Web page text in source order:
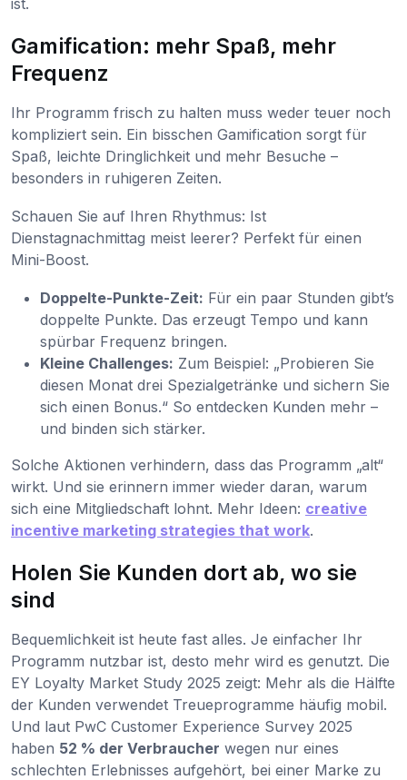
Gamification: mehr Spaß, mehr
Frequenz
Ihr Programm frisch zu halten muss weder teuer noch
kompliziert sein. Ein bisschen Gamification sorgt für
Spaß, leichte Dringlichkeit und mehr Besuche –
besonders in ruhigeren Zeiten.
Schauen Sie auf Ihren Rhythmus: Ist
Dienstagnachmittag meist leerer? Perfekt für einen
Mini-Boost.
Doppelte-Punkte-Zeit: Für ein paar Stunden gibt’s
doppelte Punkte. Das erzeugt Tempo und kann
spürbar Frequenz bringen.
Kleine Challenges: Zum Beispiel: „Probieren Sie
diesen Monat drei Spezialgetränke und sichern Sie
sich einen Bonus.“ So entdecken Kunden mehr –
und binden sich stärker.
Solche Aktionen verhindern, dass das Programm „alt“
wirkt. Und sie erinnern immer wieder daran, warum
sich eine Mitgliedschaft lohnt. Mehr Ideen: creative
incentive marketing strategies that work.
Holen Sie Kunden dort ab, wo sie
sind
Bequemlichkeit ist heute fast alles. Je einfacher Ihr
Programm nutzbar ist, desto mehr wird es genutzt. Die
EY Loyalty Market Study 2025 zeigt: Mehr als die Hälfte
der Kunden verwendet Treueprogramme häufig mobil.
Und laut PwC Customer Experience Survey 2025
haben 52 % der Verbraucher wegen nur eines
schlechten Erlebnisses aufgehört, bei einer Marke zu